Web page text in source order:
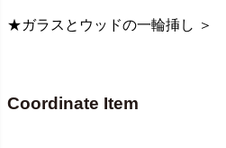
★ガラスとウッドの一輪挿し ＞
Coordinate Item